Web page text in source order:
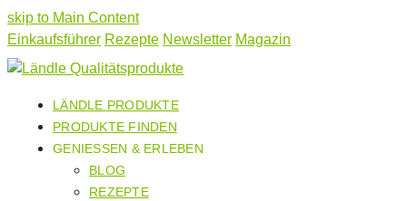
skip to Main Content
Einkaufsführer Rezepte Newsletter Magazin
LÄNDLE PRODUKTE
PRODUKTE FINDEN
GENIESSEN & ERLEBEN
BLOG
REZEPTE